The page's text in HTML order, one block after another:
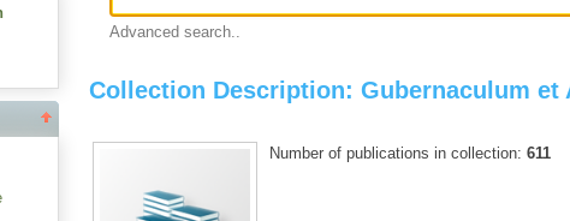
Advanced search..
Collection Description: Gubernaculum et
Number of publications in collection:611